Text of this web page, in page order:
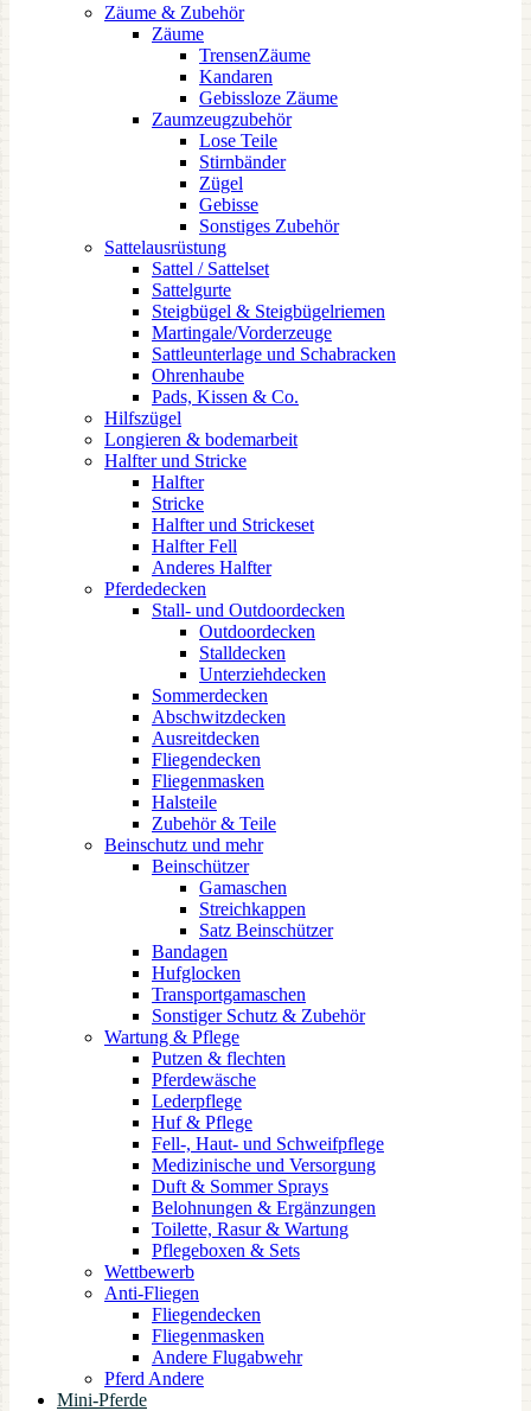
Zäume & Zubehör
Zäume
TrensenZäume
Kandaren
Gebissloze Zäume
Zaumzeugzubehör
Lose Teile
Stirnbänder
Zügel
Gebisse
Sonstiges Zubehör
Sattelausrüstung
Sattel / Sattelset
Sattelgurte
Steigbügel & Steigbügelriemen
Martingale/Vorderzeuge
Sattleunterlage und Schabracken
Ohrenhaube
Pads, Kissen & Co.
Hilfszügel
Longieren & bodemarbeit
Halfter und Stricke
Halfter
Stricke
Halfter und Strickeset
Halfter Fell
Anderes Halfter
Pferdedecken
Stall- und Outdoordecken
Outdoordecken
Stalldecken
Unterziehdecken
Sommerdecken
Abschwitzdecken
Ausreitdecken
Fliegendecken
Fliegenmasken
Halsteile
Zubehör & Teile
Beinschutz und mehr
Beinschützer
Gamaschen
Streichkappen
Satz Beinschützer
Bandagen
Hufglocken
Transportgamaschen
Sonstiger Schutz & Zubehör
Wartung & Pflege
Putzen & flechten
Pferdewäsche
Lederpflege
Huf & Pflege
Fell-, Haut- und Schweifpflege
Medizinische und Versorgung
Duft & Sommer Sprays
Belohnungen & Ergänzungen
Toilette, Rasur & Wartung
Pflegeboxen & Sets
Wettbewerb
Anti-Fliegen
Fliegendecken
Fliegenmasken
Andere Flugabwehr
Pferd Andere
Mini-Pferde